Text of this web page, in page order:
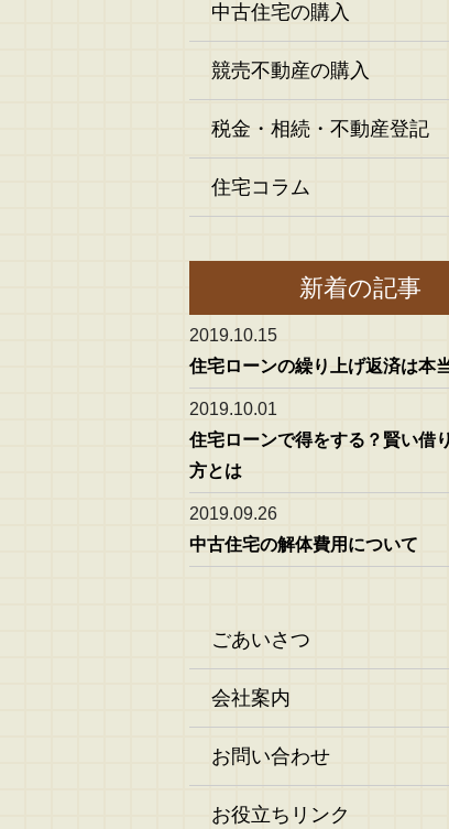
中古住宅の購入
競売不動産の購入
税金・相続・不動産登記
住宅コラム
新着の記事
2019.10.15
住宅ローンの繰り上げ返済は本
2019.10.01
住宅ローンで得をする？賢い借
方とは
2019.09.26
中古住宅の解体費用について
ごあいさつ
会社案内
お問い合わせ
お役立ちリンク